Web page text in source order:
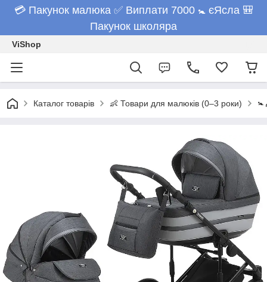
💳 Пакунок малюка ✅ Виплати 7000 🚼 єЯсла 🎒
Пакунок школяра
ViShop
Каталог товарів 👶 Товари для малюків (0–3 роки) 🚼